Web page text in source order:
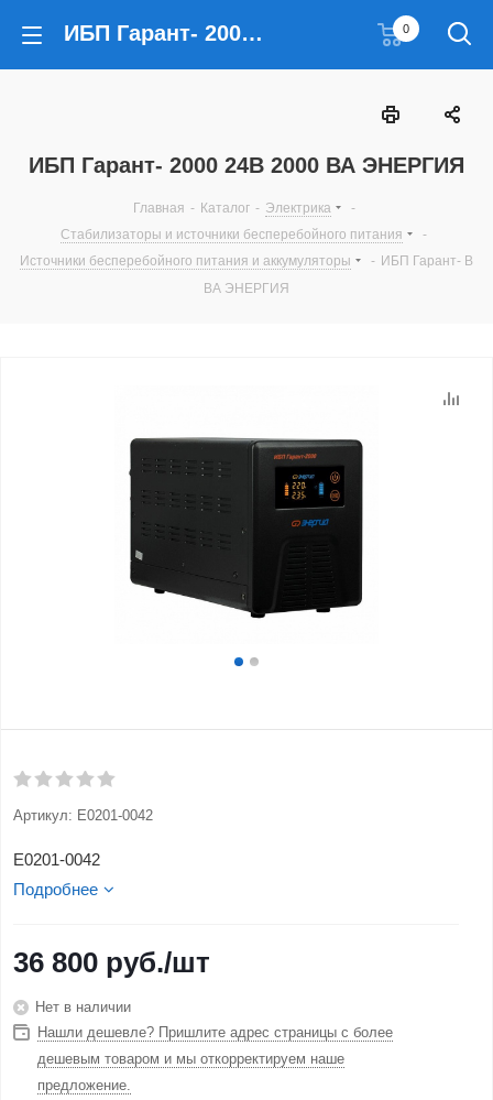
ИБП Гарант- 2000 24В 2000 ВА ЭНЕРГИЯ 0
ИБП Гарант- 2000 24В 2000 ВА ЭНЕРГИЯ
Главная - Каталог - Электрика
-
Стабилизаторы и источники бесперебойного питания
-
Источники бесперебойного питания и аккумуляторы
- ИБП Гарант- В
ВА ЭНЕРГИЯ
Артикул: Е0201-0042
Е0201-0042
Подробнее
36 800 руб./шт
Нет в наличии
Нашли дешевле? Пришлите адрес страницы с более
дешевым товаром и мы откорректируем наше
предложение.